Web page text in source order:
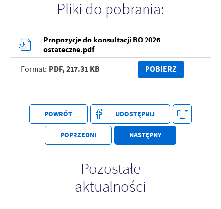
Pliki do pobrania:
Propozycje do konsultacji BO 2026
ostateczne.pdf
Format: PDF,217.31 KB POBIERZ
POWRÓT UDOSTĘPNIJ
POPRZEDNI NASTĘPNY
Pozostałe
aktualności
Firmy te działają w charakterze pośredników prezentujących nasze
treści w postaci wiadomości, ofert, komunikatów mediów